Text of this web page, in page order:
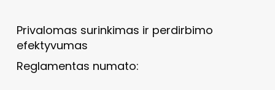
Privalomas surinkimas ir perdirbimo
efektyvumas
Reglamentas numato: